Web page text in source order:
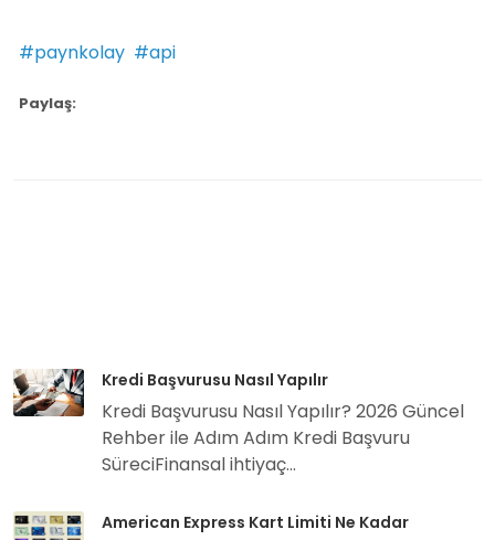
#paynkolay #api
Paylaş:
Kredi Başvurusu Nasıl Yapılır
Kredi Başvurusu Nasıl Yapılır? 2026 Güncel
Rehber ile Adım Adım Kredi Başvuru
SüreciFinansal ihtiyaç...
American Express Kart Limiti Ne Kadar